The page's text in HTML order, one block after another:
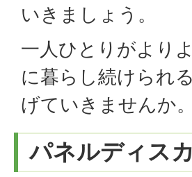
いきましょう。
一人ひとりがより
に暮らし続けられ
げていきませんか。
パネルディス